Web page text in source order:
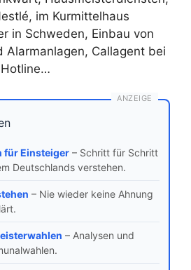
im Kurmittelhaus
in Schweden, Einbau von
Alarmanlagen, Callagent bei
ANZEIGE
für Einsteiger– Schritt für Schritt
Deutschlands verstehen.
– Nie wieder keine Ahnung
– Analysen und